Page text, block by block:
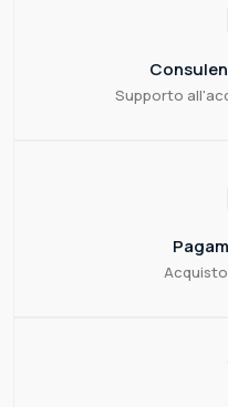
Supporto